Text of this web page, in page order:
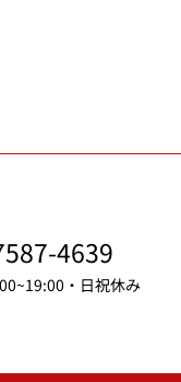
4639
・日祝休み